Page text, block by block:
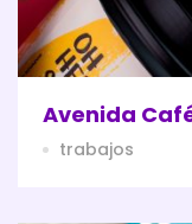
Avenida
trabajos